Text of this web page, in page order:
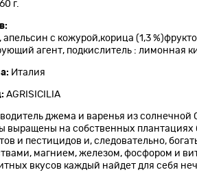
г.
апельсин с кожурой,корица (1,3
агент, подкислитель : лимонная
Италия
AGRISICILIA
джема и варенья из
выращены на собственных плантациях
и пестицидов и, следовательно,
магнием, железом, фосфором и
вкусов каждый найдет для себя